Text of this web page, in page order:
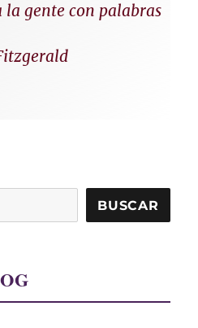
la gente con palabras
BUSCAR